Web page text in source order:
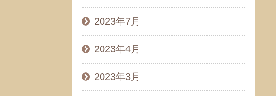
2023年7月
2023年4月
2023年3月